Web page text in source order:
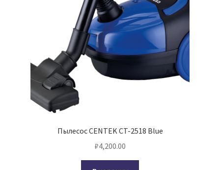
Пылесос CENTEK CT-2518 Blue
₽4,200.00